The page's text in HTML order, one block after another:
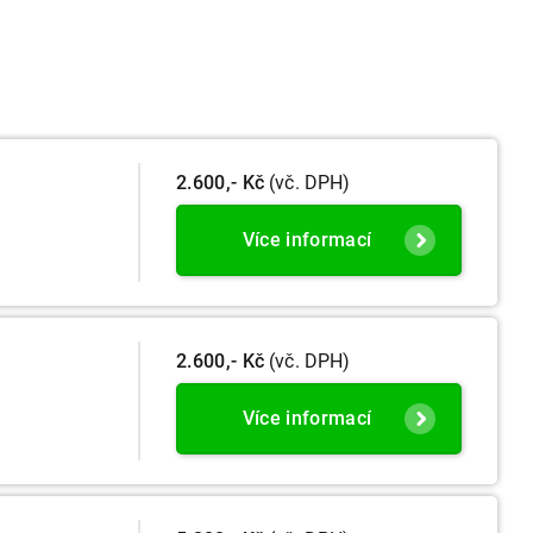
2.600,- Kč (vč. DPH)
Více informací
2.600,- Kč (vč. DPH)
Více informací